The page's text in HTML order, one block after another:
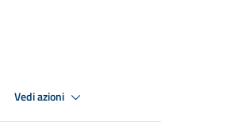
Vedi azioni